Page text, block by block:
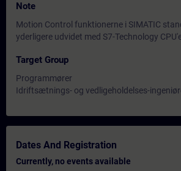
Note
Motion Control funktionerne i SIMATIC
yderligere udvidet med S7-Technology
Target Group
Programmører
Idriftsætnings- og vedligeholdelses-
Dates And Registration
Currently, no events available